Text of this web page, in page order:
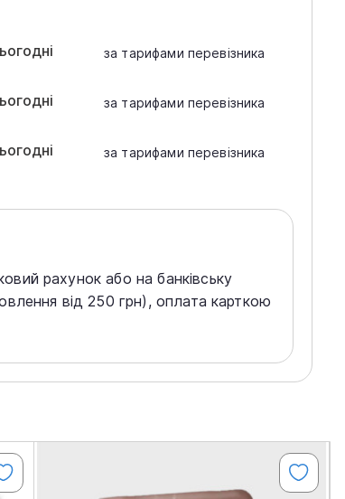
за тарифами перевізника
за тарифами перевізника
за тарифами перевізника
рахунок або на банківську
від 250 грн), оплата карткою